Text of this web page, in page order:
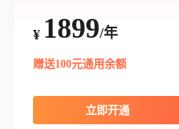
¥ 1899/年
赠送100元通用余额
立即开通